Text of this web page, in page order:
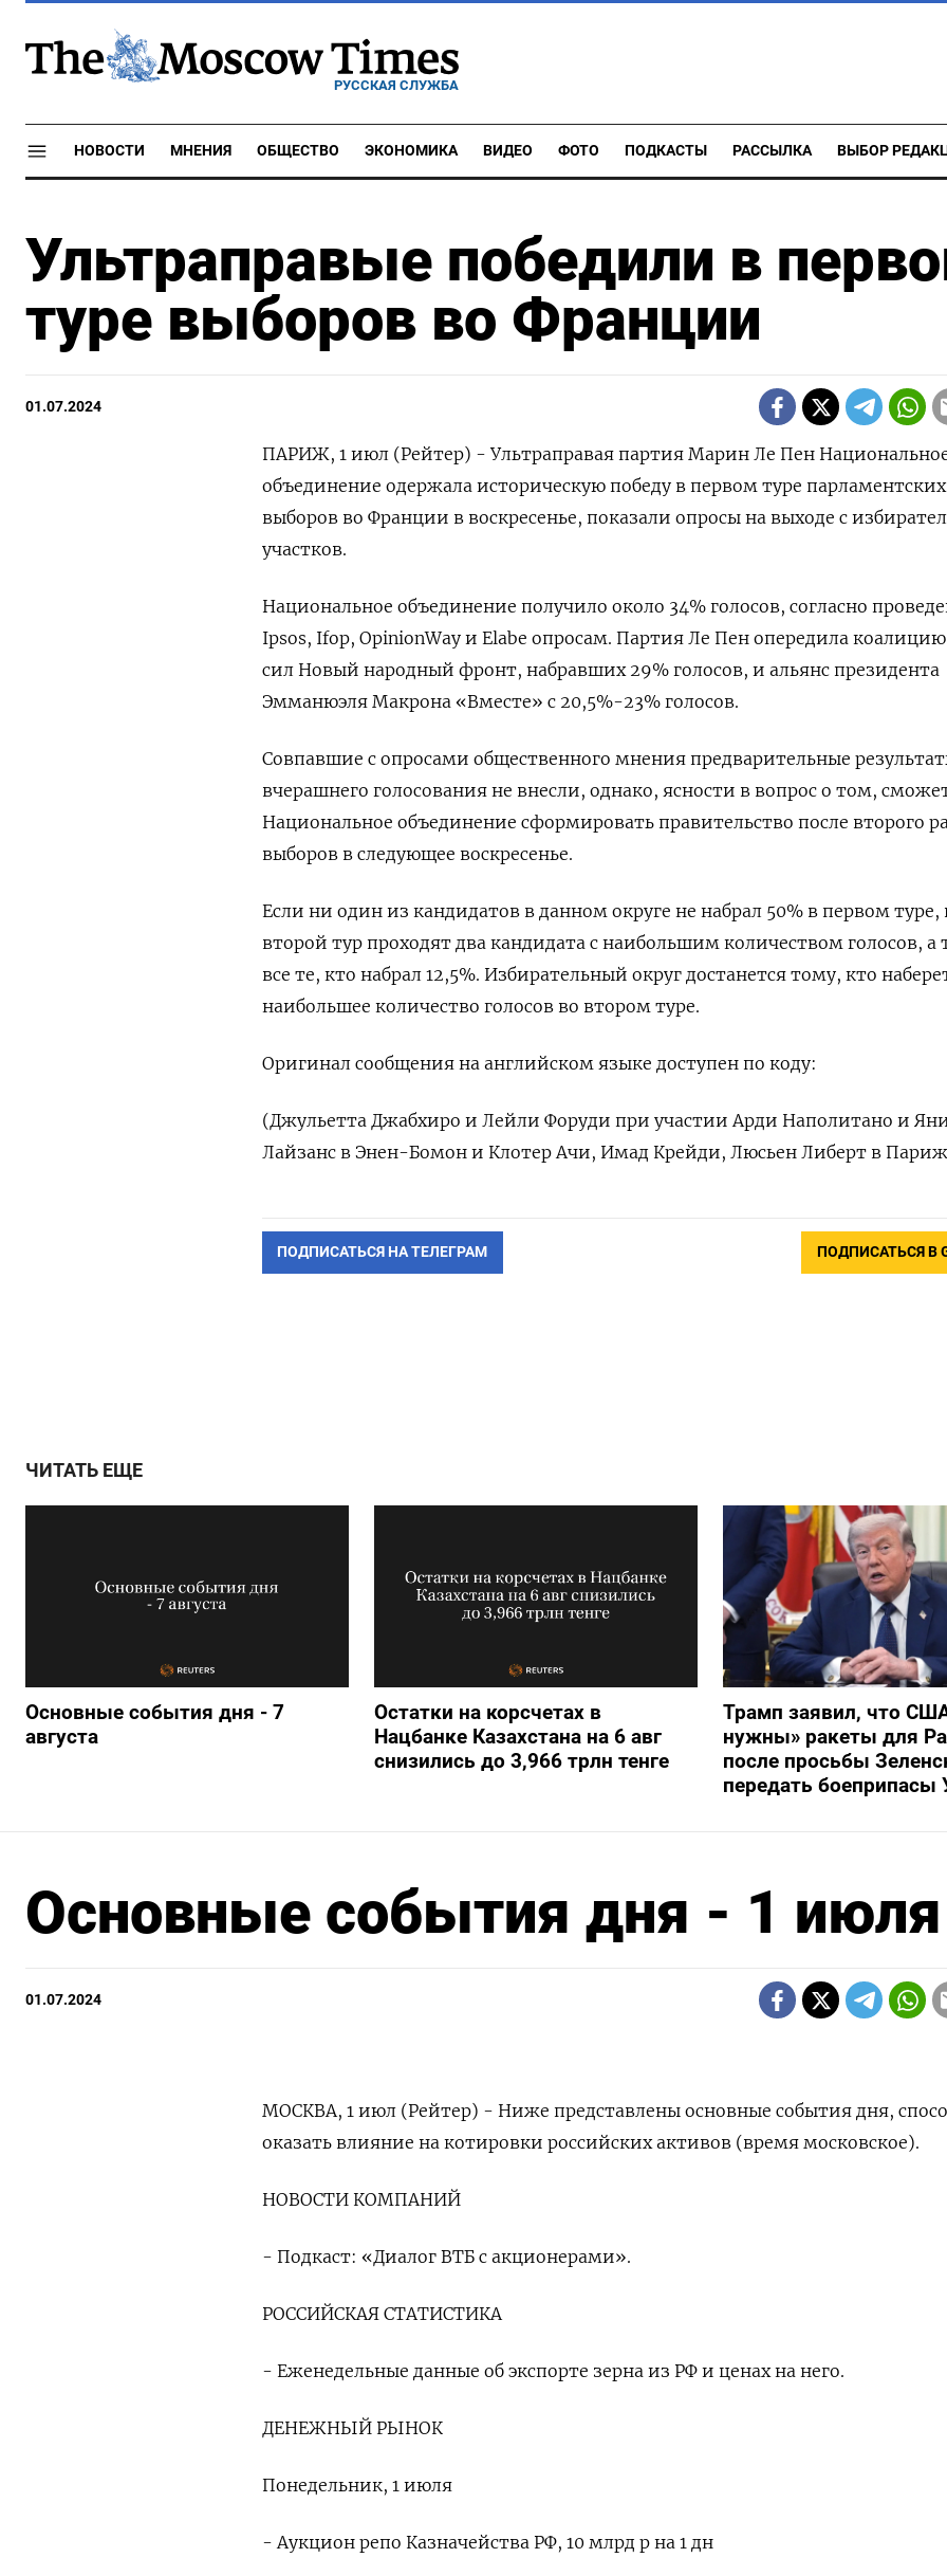
РУССКАЯ СЛУЖБА
НОВОСТИ МНЕНИЯ ОБЩЕСТВО ЭКОНОМИКА ВИДЕО ФОТО ПОДКАСТЫ РАССЫЛКА ВЫБОР
Ультраправые победили в
туре выборов во Франции
01.07.2024
ПАРИЖ, 1 июл (Рейтер) - Ультраправая партия Марин Ле Пен
объединение одержала историческую победу в первом туре парламентских
выборов во Франции в воскресенье, показали опросы на выходе с
участков.
Национальное объединение получило около 34% голосов, согласно
Ipsos, Ifop, OpinionWay и Elabe опросам. Партия Ле Пен опередила
сил Новый народный фронт, набравших 29% голосов, и альянс президента
Эмманюэля Макрона «Вместе» с 20,5%-23% голосов.
Совпавшие с опросами общественного мнения предварительные
вчерашнего голосования не внесли, однако, ясности в вопрос о том,
Национальное объединение сформировать правительство после второго
выборов в следующее воскресенье.
Если ни один из кандидатов в данном округе не набрал 50% в первом туре,
второй тур проходят два кандидата с наибольшим количеством голосов, а
все те, кто набрал 12,5%. Избирательный округ достанется тому, кто
наибольшее количество голосов во втором туре.
Оригинал сообщения на английском языке доступен по коду:
(Джульетта Джабхиро и Лейли Форуди при участии Арди Наполитано и
Лайзанс в Энен-Бомон и Клотер Ачи, Имад Крейди, Люсьен Либерт в
ПОДПИСАТЬСЯ НА ТЕЛЕГРАМ ПОДПИСАТЬСЯ В
ЧИТАТЬ ЕЩЕ
Основные события дня - 7
августа
Остатки на корсчетах в
Нацбанке Казахстана на 6 авг
снизились до 3,966 трлн тенге
Трамп заявил, что
нужны» ракеты для
после просьбы
передать боеприпасы
Основные события дня - 1 июля
01.07.2024
МОСКВА, 1 июл (Рейтер) - Ниже представлены основные события дня,
оказать влияние на котировки российских активов (время московское).
НОВОСТИ КОМПАНИЙ
- Подкаст: «Диалог ВТБ с акционерами».
РОССИЙСКАЯ СТАТИСТИКА
- Еженедельные данные об экспорте зерна из РФ и ценах на него.
ДЕНЕЖНЫЙ РЫНОК
Понедельник, 1 июля
- Аукцион репо Казначейства РФ, 10 млрд р на 1 дн